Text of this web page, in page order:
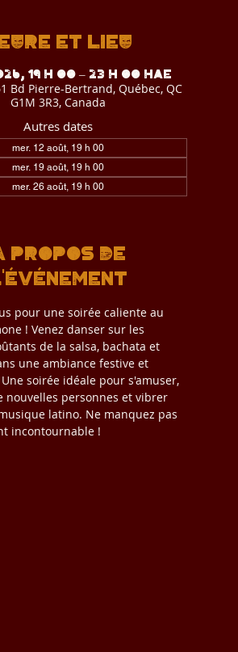
et lieu
19 h 00 – 23 h 00 HAE
Bd Pierre-Bertrand, Québec, QC
G1M 3R3, Canada
Autres dates
mer. 12 août, 19 h 00
mer. 19 août, 19 h 00
mer. 26 août, 19 h 00
propos de
pour une soirée caliente au
! Venez danser sur les
de la salsa, bachata et
une ambiance festive et
soirée idéale pour s'amuser,
nouvelles personnes et vibrer
latino. Ne manquez pas
incontournable !